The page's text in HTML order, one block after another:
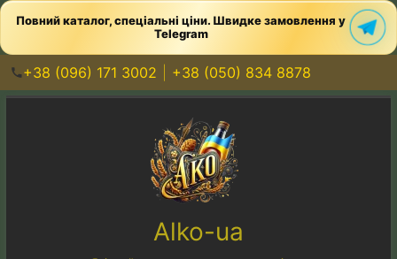
Перейти
Alko-ua
Повний каталог, спеціальні ціни. Швидке замовлення у
Telegram
+38 (096) 171 3002 +38 (050) 834 8878